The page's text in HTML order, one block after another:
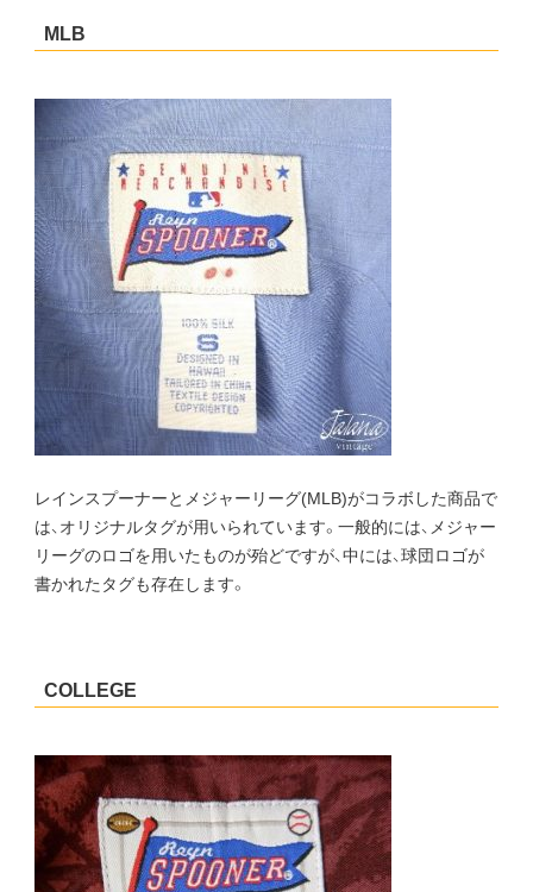
MLB
レインスプーナーとメジャーリーグ(MLB)がコラボした商品で
は、オリジナルタグが用いられています。一般的には、メジャー
リーグのロゴを用いたものが殆どですが、中には、球団ロゴが
書かれたタグも存在します。
COLLEGE